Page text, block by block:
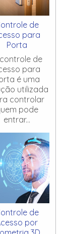
de
para
Porta
de
para
é uma
utilizada
controlar
pode
entrar...
de
por